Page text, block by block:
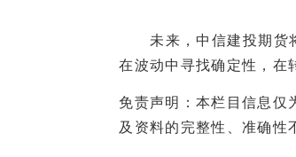
未来，中信建投期货将
在波动中寻找确定性，在
免责声明：本栏目信息仅
及资料的完整性、准确性